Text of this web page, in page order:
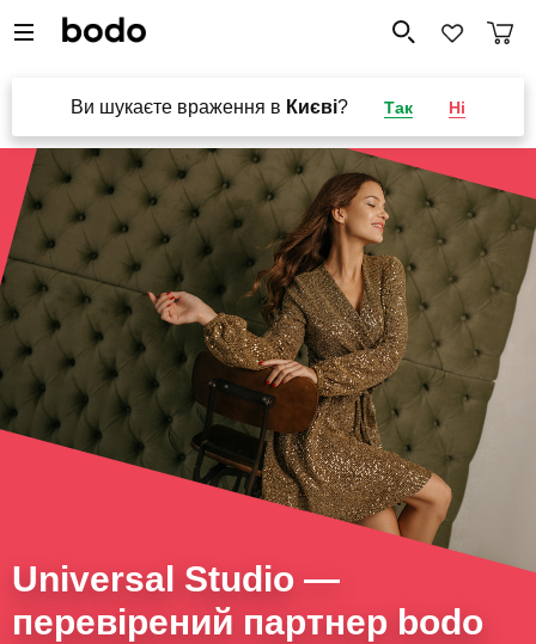
Ви шукаєте враження в Києві? Так Ні
Universal Studio —
перевірений партнер bodo